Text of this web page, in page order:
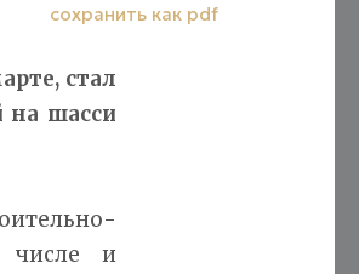
сохранить как pdf
стал
на шасси
числе и